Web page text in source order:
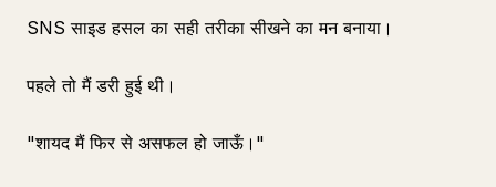
SNS साइड हसल का सही तरीका सीखने का मन बनाया।
पहले तो मैं डरी हुई थी।
"शायद मैं फिर से असफल हो जाऊँ।"